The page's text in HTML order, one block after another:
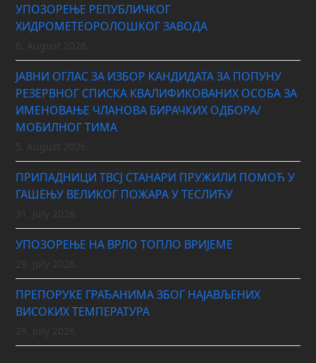
УПОЗОРЕЊЕ РЕПУБЛИЧКОГ
ХИДРОМЕТЕОРОЛОШКОГ ЗАВОДА
ЈАВНИ ОГЛАС ЗА ИЗБОР КАНДИДАТА ЗА ПОПУНУ
РЕЗЕРВНОГ СПИСКА КВАЛИФИКОВАНИХ ОСОБА ЗА
ИМЕНОВАЊЕ ЧЛАНОВА БИРАЧКИХ ОДБОРА/
МОБИЛНОГ ТИМА
ПРИПАДНИЦИ ТВСЈ СТАНАРИ ПРУЖИЛИ ПОМОЋ У
ГАШЕЊУ ВЕЛИКОГ ПОЖАРА У ТЕСЛИЋУ
УПОЗОРЕЊЕ НА ВРЛО ТОПЛО ВРИЈЕМЕ
ПРЕПОРУКЕ ГРАЂАНИМА ЗБОГ НАЈАВЉЕНИХ
ВИСОКИХ ТЕМПЕРАТУРА